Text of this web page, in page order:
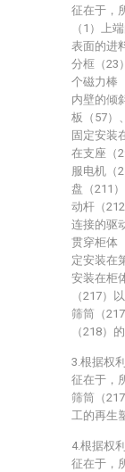
征在于，
（1）上
表面的进
分框（23
个磁力棒
内壁的倾
板（57）
固定安装
在支座（
服电机（
盘（211
动杆（
连接的驱
贯穿柜体
定安装在
安装在柜
（217）
筛筒（
（218）
3.根据权
征在于，
筛筒（
工的再生
4.根据权
征在于，